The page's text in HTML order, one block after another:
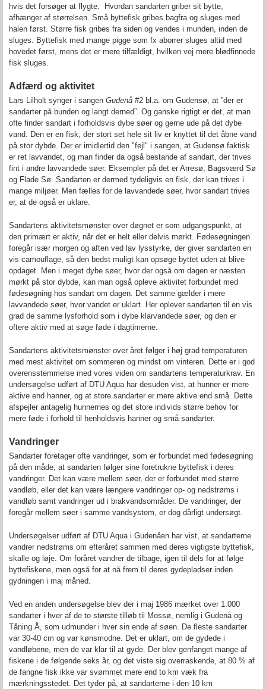
hvis det forsøger at flygte. Hvordan sandarten griber sit bytte,
afhænger af størrelsen. Små byttefisk gribes bagfra og sluges med
halen først. Større fisk gribes fra siden og vendes i munden, inden de
sluges. Byttefisk med mange pigge som fx aborrer sluges altid med
hovedet først, mens det er mere tilfældigt, hvilken vej mere blødfinnede
fisk sluges.
Adfærd og aktivitet
Lars Lilholt synger i sangen Gudenå #2 bl.a. om Gudensø, at ”der er
sandarter på bunden og langt derned”. Og ganske rigtigt er det, at man
ofte finder sandart i forholdsvis dybe søer og gerne ude på det dybe
vand. Den er en fisk, der stort set hele sit liv er knyttet til det åbne vand
på stor dybde. Der er imidlertid den "fejl" i sangen, at Gudensø faktisk
er ret lavvandet, og man finder da også bestande af sandart, der trives
fint i andre lavvandede søer. Eksempler på det er Arresø, Bagsværd Sø
og Flade Sø. Sandarten er dermed tydeligvis en fisk, der kan trives i
mange miljøer. Men fælles for de lavvandede søer, hvor sandart trives
er, at de også er uklare.
Sandartens aktivitetsmønster over døgnet er som udgangspunkt, at
den primært er aktiv, når det er helt eller delvis mørkt. Fødesøgningen
foregår især morgen og aften ved lav lysstyrke, der giver sandarten en
vis camouflage, så den bedst muligt kan opsøge byttet uden at blive
opdaget. Men i meget dybe søer, hvor der også om dagen er næsten
mørkt på stor dybde, kan man også opleve aktivitet forbundet med
fødesøgning hos sandart om dagen. Det samme gælder i mere
lavvandede søer, hvor vandet er uklart. Her oplever sandarten til en vis
grad de samme lysforhold som i dybe klarvandede søer, og den er
oftere aktiv med at søge føde i dagtimerne.
Sandartens aktivitetsmønster over året følger i høj grad temperaturen
med mest aktivitet om sommeren og mindst om vinteren. Dette er i god
overensstemmelse med vores viden om sandartens temperaturkrav. En
undersøgelse udført af DTU Aqua har desuden vist, at hunner er mere
aktive end hanner, og at store sandarter er mere aktive end små. Dette
afspejler antagelig hunnernes og det store individs større behov for
mere føde i forhold til henholdsvis hanner og små sandarter.
Vandringer
Sandarter foretager ofte vandringer, som er forbundet med fødesøgning
på den måde, at sandarten følger sine foretrukne byttefisk i deres
vandringer. Det kan være mellem søer, der er forbundet med større
vandløb, eller det kan være længere vandringer op- og nedstrøms i
vandløb samt vandringer ud i brakvandsområder. De vandringer, der
foregår mellem søer i samme vandsystem, er dog dårligt undersøgt.
Undersøgelser udført af DTU Aqua i Gudenåen har vist, at sandarterne
vandrer nedstrøms om efteråret sammen med deres vigtigste byttefisk,
skalle og løje. Om foråret vandrer de tilbage, igen til dels for at følge
byttefiskene, men også for at nå frem til deres gydepladser inden
gydningen i maj måned.
Ved en anden undersøgelse blev der i maj 1986 mærket over 1.000
sandarter i hver af de to største tilløb til Mossø, nemlig i Gudenå og
Tåning Å, som udmunder i hver sin ende af søen. De fleste sandarter
var 30-40 cm og var kønsmodne. Det er uklart, om de gydede i
vandløbene, men de var klar til at gyde. Der blev genfanget mange af
fiskene i de følgende seks år, og det viste sig overraskende, at 80 % af
de fangne fisk ikke var svømmet mere end to km væk fra
mærkningsstedet. Det tyder på, at sandarterne i den 10 km